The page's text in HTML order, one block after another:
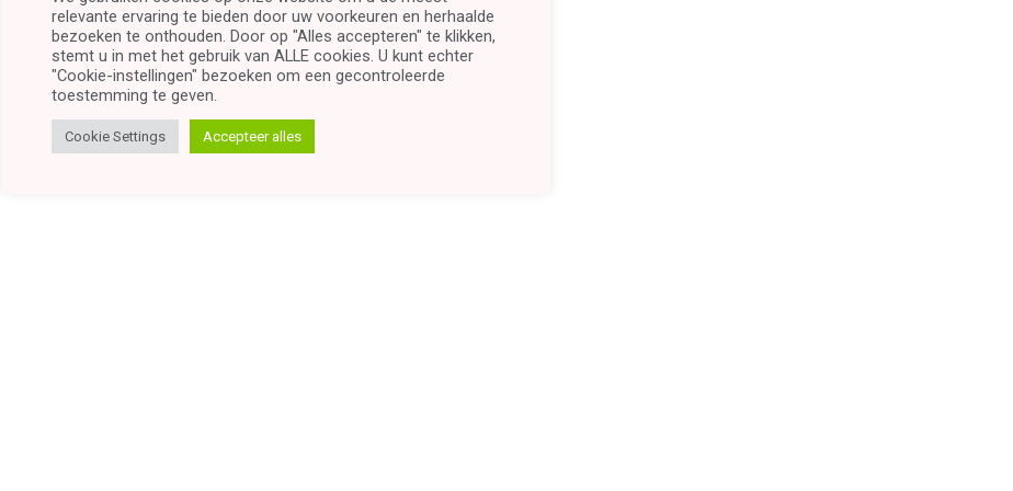
relevante ervaring te bieden door uw voorkeuren en herhaalde
bezoeken te onthouden. Door op "Alles accepteren" te klikken,
stemt u in met het gebruik van ALLE cookies. U kunt echter
"Cookie-instellingen" bezoeken om een ​​gecontroleerde
toestemming te geven.
Cookie Settings Accepteer alles